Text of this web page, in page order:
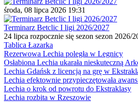
środa, 08 lipca 2026 19:31
Terminarz Betclic I ligi 2026/2027
24 lipca rozpocznie się sezon sezon 2026/
Tablica Łazarka
Rezerwowa Lechia poległa w Legnicy
Osłabiona Lechia ukarała nieskuteczną
Lechia Gdańsk z licencją na grę w
Lechia efektownie przypieczętowała
Lechia o krok od powrotu do Ekstraklasy
Lechia rozbita w Rzeszowie